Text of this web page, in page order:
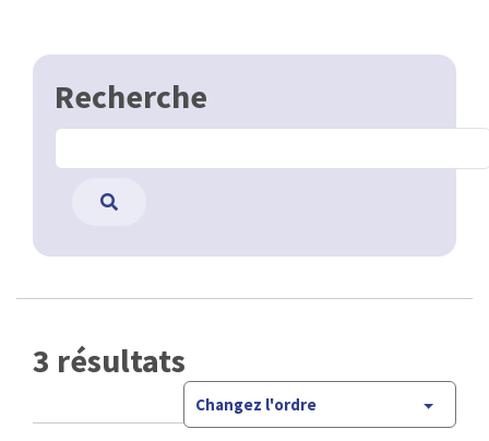
Recherche
3 résultats
Changez l'ordre